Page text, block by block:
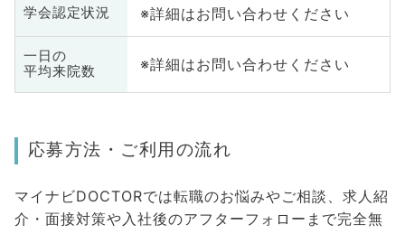
学会認定状況 ※詳細はお問い合わせください
一日の
平均来院数
※詳細はお問い合わせください
応募方法・ご利用の流れ
マイナビDOCTORでは転職のお悩みやご相談、求人紹
介・面接対策や入社後のアフターフォローまで完全無